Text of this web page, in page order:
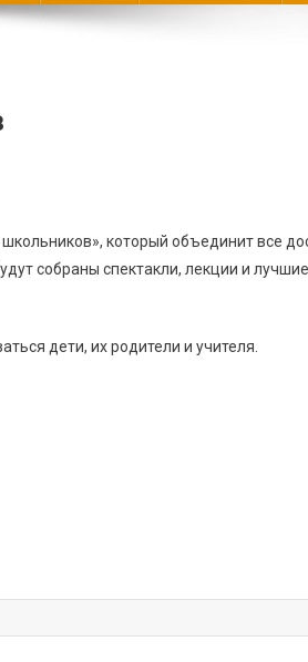
школьников», который объединит все
собраны спектакли, лекции и
дети, их родители и учителя.